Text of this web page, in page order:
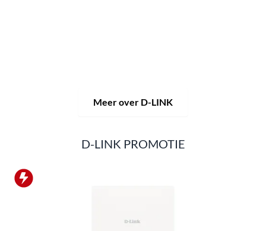
Meer over D-LINK
D-LINK PROMOTIE